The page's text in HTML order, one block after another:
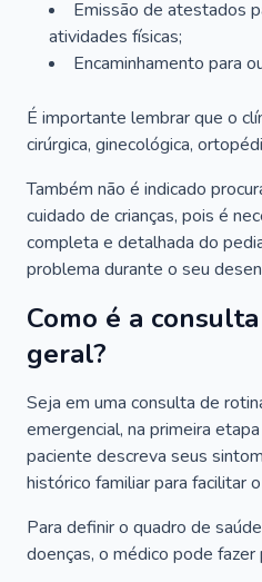
Emissão de atestados
atividades físicas;
Encaminhamento para
É importante lembrar que o
cirúrgica, ginecológica,
Também não é indicado
cuidado de crianças, pois é
completa e detalhada do
problema durante o seu
Como é a
geral?
Seja em uma consulta de
emergencial, na primeira
paciente descreva seus
histórico familiar para facilitar
Para definir o quadro de
doenças, o médico pode fazer